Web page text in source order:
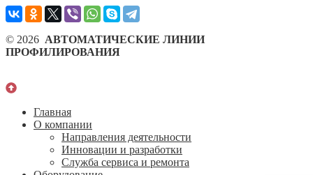
© 2026 АВТОМАТИЧЕСКИЕ ЛИНИИ
ПРОФИЛИРОВАНИЯ
Главная
О компании
Направления деятельности
Инновации и разработки
Служба сервиса и ремонта